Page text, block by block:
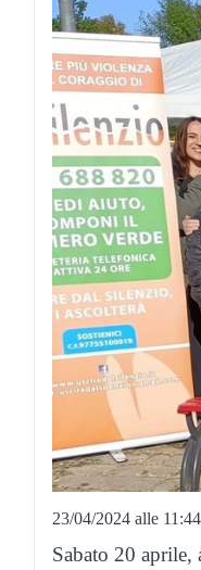
23/04/2024 alle 11:44
Sabato 20